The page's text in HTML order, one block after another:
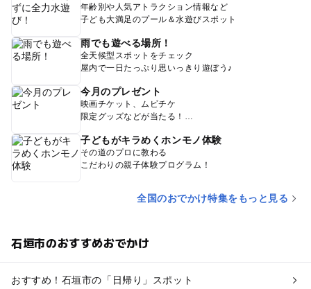
年齢別や人気アトラクション情報など
子ども大満足のプール＆水遊びスポット
雨でも遊べる場所！
全天候型スポットをチェック
屋内で一日たっぷり思いっきり遊ぼう♪
今月のプレゼント
映画チケット、ムビチケ
限定グッズなどが当たる！
子どもがキラめくホンモノ体験
その道のプロに教わる
こだわりの親子体験プログラム！
全国のおでかけ特集をもっと見る
石垣市のおすすめおでかけ
おすすめ！石垣市の「日帰り」スポット